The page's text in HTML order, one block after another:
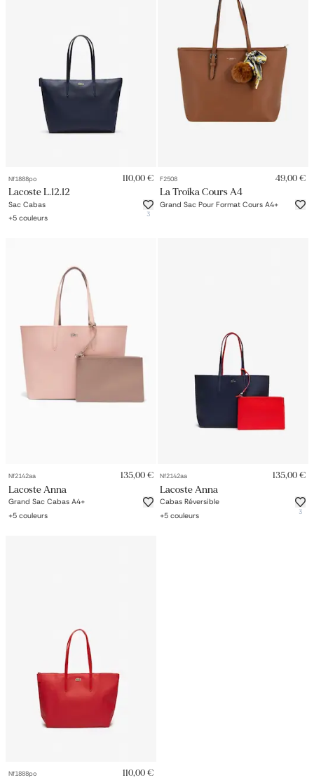
Nf1888po 110,00 €
Lacoste L.12.12
Sac Cabas
3
+5 couleurs
F2508 49,00 €
La Troika Cours A4
Grand Sac Pour Format Cours A4+
Nf2142aa 135,00 €
Lacoste Anna
Grand Sac Cabas A4+
+5 couleurs
Nf2142aa 135,00 €
Lacoste Anna
Cabas Réversible
3
+5 couleurs
Nf1888po 110,00 €